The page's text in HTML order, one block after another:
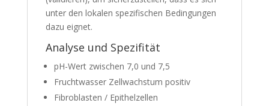
unter den lokalen spezifischen Bedingungen
dazu eignet.
Analyse und Spezifität
pH-Wert zwischen 7,0 und 7,5
Fruchtwasser Zellwachstum positiv
Fibroblasten / Epithelzellen